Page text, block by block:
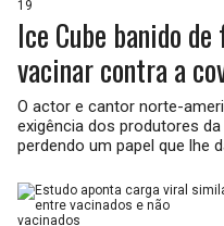
Ice Cube banido
vacinar contra a
O actor e cantor norte-
exigência dos produtores
perdendo um papel que lhe